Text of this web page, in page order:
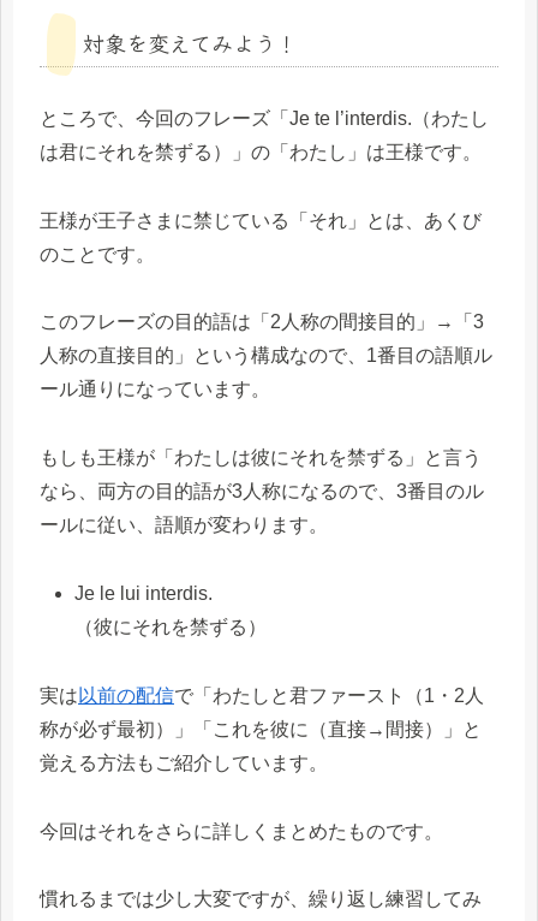
対象を変えてみよう！
ところで、今回のフレーズ「Je te l’interdis.（わたし
は君にそれを禁ずる）」の「わたし」は王様です。
王様が王子さまに禁じている「それ」とは、あくび
のことです。
このフレーズの目的語は「2人称の間接目的」→「3
人称の直接目的」という構成なので、1番目の語順ル
ール通りになっています。
もしも王様が「わたしは彼にそれを禁ずる」と言う
なら、両方の目的語が3人称になるので、3番目のル
ールに従い、語順が変わります。
Je le lui interdis.
（彼にそれを禁ずる）
実は 以前の配信で「わたしと君ファースト（1・2人
称が必ず最初）」「これを彼に（直接→間接）」と
覚える方法もご紹介しています。
今回はそれをさらに詳しくまとめたものです。
慣れるまでは少し大変ですが、繰り返し練習してみ